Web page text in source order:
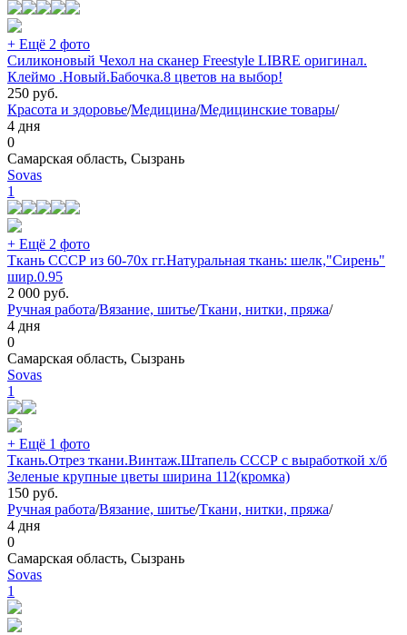
+ Ещё 2 фото
Силиконовый Чехол на сканер Freestyle LIBRE оригинал.
Клеймо .Новый.Бабочка.8 цветов на выбор!
250 руб.
Красота и здоровье/Медицина/Медицинские товары/
4 дня
0
Самарская область, Сызрань
Sovas
1
+ Ещё 2 фото
Ткань СССР из 60-70х гг.Натуральная ткань: шелк,"Сирень"
шир.0.95
2 000 руб.
Ручная работа/Вязание, шитье/Ткани, нитки, пряжа/
4 дня
0
Самарская область, Сызрань
Sovas
1
+ Ещё 1 фото
Ткань.Отрез ткани.Винтаж.Штапель СССР с выработкой х/б
Зеленые крупные цветы ширина 112(кромка)
150 руб.
Ручная работа/Вязание, шитье/Ткани, нитки, пряжа/
4 дня
0
Самарская область, Сызрань
Sovas
1